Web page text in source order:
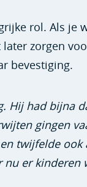
rol. Als je
zorgen
bevestiging.
Hij had bijna
gingen
twijfelde ook
er